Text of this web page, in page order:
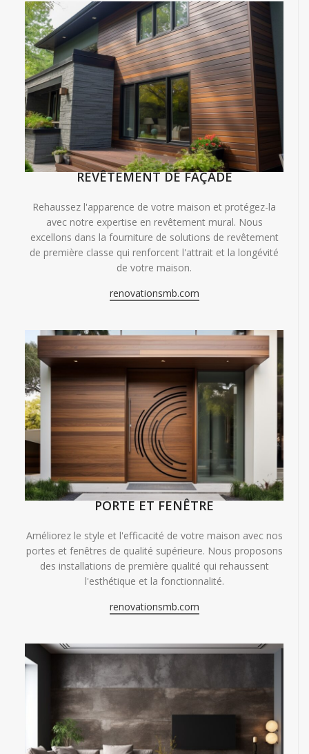
REVÊTEMENT DE FAÇADE
Rehaussez l'apparence de votre maison et protégez-la
avec notre expertise en revêtement mural. Nous
excellons dans la fourniture de solutions de revêtement
de première classe qui renforcent l'attrait et la longévité
de votre maison.
renovationsmb.com
PORTE ET FENÊTRE
Améliorez le style et l'efficacité de votre maison avec nos
portes et fenêtres de qualité supérieure. Nous proposons
des installations de première qualité qui rehaussent
l'esthétique et la fonctionnalité.
renovationsmb.com